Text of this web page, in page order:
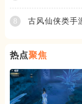
8 古风仙侠类手
热点聚焦